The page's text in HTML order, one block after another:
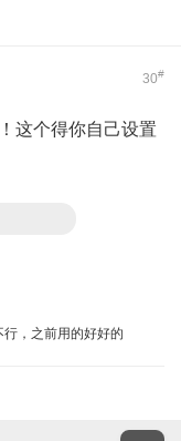
30#
这个得你自己设置
，之前用的好好的